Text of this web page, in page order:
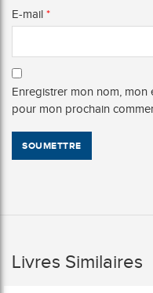
E-mail *
Enregistrer mon nom, mon
pour mon prochain
Livres Similaires